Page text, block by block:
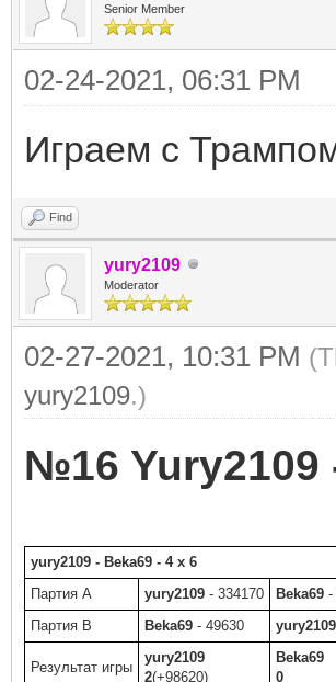
Senior Member
02-24-2021, 06:31 PM
Играем с
Find
yury2109
Moderator
02-27-2021, 10:31 PM
yury2109.)
№16 Yury2109
yury2109 - Beka69 - 4 x 6
Партия A
yury2109 - 334170 Beka69 -
Партия B
Beka69 - 49630 yury2109
Результат игры
yury2109
2(+98620)
Beka69
0